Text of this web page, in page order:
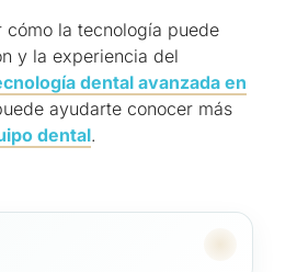
cómo la tecnología puede
y la experiencia del
dental avanzada en
ayudarte conocer más
dental.